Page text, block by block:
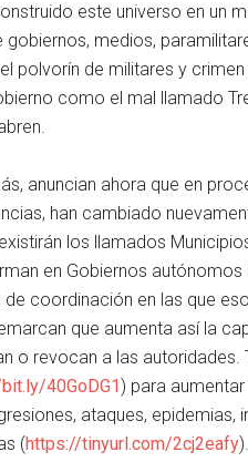
este universo en un
medios,
polvorín de militares y
como el mal llamado
anuncian ahora que en
han cambiado
los llamados
en Gobiernos
coordinación en las que
que aumenta así la
o revocan a las
40GoDG1) para aumentar
ataques, epidemias,
(https://tinyurl.com/2cj2eafy).